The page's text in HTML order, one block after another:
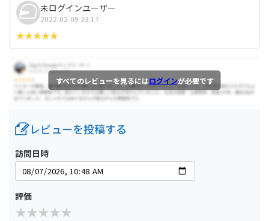
未ログインユーザー
2022-02-09 23:17
すべてのレビューを見るにはログインが必要です
レビューを投稿する
訪問日時
評価